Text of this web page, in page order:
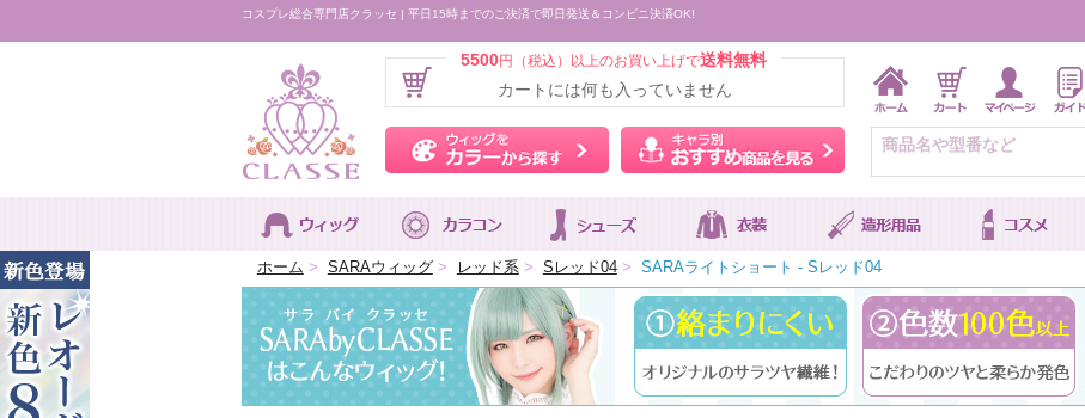
コスプレ総合専門店クラッセ | 平日15時までのご決済で即日発送＆コンビニ決済OK!
5500円（税込）以上のお買い上げで送料無料
カートには何も入っていません
ウィッグをカラーから探す キャラ別おすすめ商品を見る
ホーム > SARAウィッグ > レッド系 > Sレッド04 > SARAライトショート - Sレッド04